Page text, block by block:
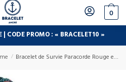
0
CODE PROMO : « BRACELET10 »
/ Bracelet de Survie Paracorde Rouge et Verte : Gladiateur Or